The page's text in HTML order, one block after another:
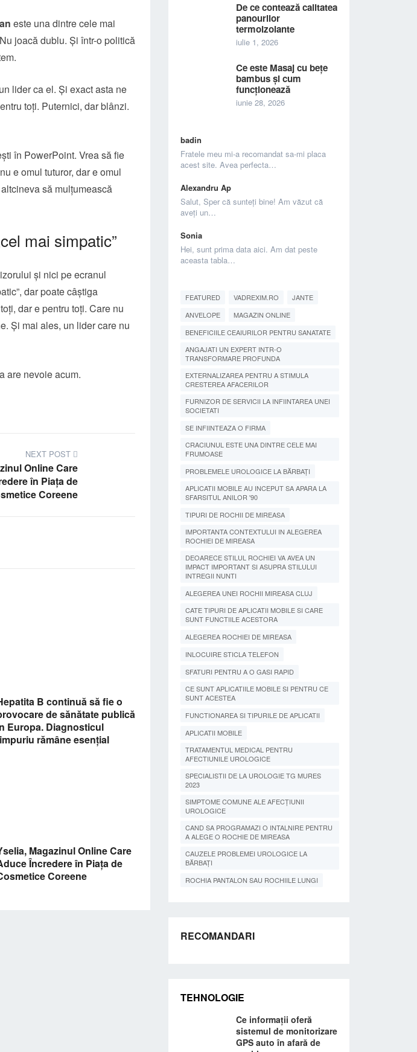
este una dintre cele mai
joacă dublu. Și într-o politică
lider ca el. Și exact asta ne
toți. Puternici, dar blânzi.
în PowerPoint. Vrea să fie
e omul tuturor, dar e omul
să mulțumească
mai simpatic”
și nici pe ecranul
dar poate câștiga
dar e pentru toți. Care nu
Și mai ales, un lider care nu
are nevoie acum.
NEXT POST
Online Care
în Piața de
Coreene
B continuă să fie o
de sănătate publică
Europa. Diagnosticul
rămâne esențial
Magazinul Online Care
Încredere în Piața de
Coreene
De ce contează calitatea
panourilor
termoizolante
iulie 1, 2026
Ce este Masaj cu bețe
bambus și cum
funcționează
iunie 28, 2026
badin
Fratele meu mi-a recomandat sa-mi placa
acest site. Avea perfecta…
Alexandru Ap
Salut, Sper că sunteți bine! Am văzut că
aveți un…
Sonia
Hei, sunt prima data aici. Am dat peste
aceasta tabla…
FEATURED VADREXIM.RO
JANTE
ANVELOPE
MAGAZIN ONLINE
BENEFICIILE CEAIURILOR PENTRU SANATATE
ANGAJATI UN EXPERT INTR-O
TRANSFORMARE PROFUNDA
EXTERNALIZAREA PENTRU A STIMULA
CRESTEREA AFACERILOR
FURNIZOR DE SERVICII LA INFIINTAREA UNEI
SOCIETATI
SE INFIINTEAZA O FIRMA
CRACIUNUL ESTE UNA DINTRE CELE MAI
FRUMOASE
PROBLEMELE UROLOGICE LA BĂRBAȚI
APLICATII MOBILE AU INCEPUT SA APARA LA
SFARSITUL ANILOR '90
TIPURI DE ROCHII DE MIREASA
IMPORTANTA CONTEXTULUI IN ALEGEREA
ROCHIEI DE MIREASA
DEOARECE STILUL ROCHIEI VA AVEA UN
IMPACT IMPORTANT SI ASUPRA STILULUI
INTREGII NUNTI
ALEGEREA UNEI ROCHII MIREASA CLUJ
CATE TIPURI DE APLICATII MOBILE SI CARE
SUNT FUNCTIILE ACESTORA
ALEGEREA ROCHIEI DE MIREASA
INLOCUIRE STICLA TELEFON
SFATURI PENTRU A O GASI RAPID
CE SUNT APLICATIILE MOBILE SI PENTRU CE
SUNT ACESTEA
FUNCTIONAREA SI TIPURILE DE APLICATII
APLICATII MOBILE
TRATAMENTUL MEDICAL PENTRU
AFECTIUNILE UROLOGICE
SPECIALISTII DE LA UROLOGIE TG MURES
2023
SIMPTOME COMUNE ALE AFECȚIUNII
UROLOGICE
CAND SA PROGRAMAZI O INTALNIRE PENTRU
A ALEGE O ROCHIE DE MIREASA
CAUZELE PROBLEMEI UROLOGICE LA
BĂRBAȚI
ROCHIA PANTALON SAU ROCHIILE LUNGI
RECOMANDARI
TEHNOLOGIE
Ce informații oferă
sistemul de monitorizare
GPS auto în afară de